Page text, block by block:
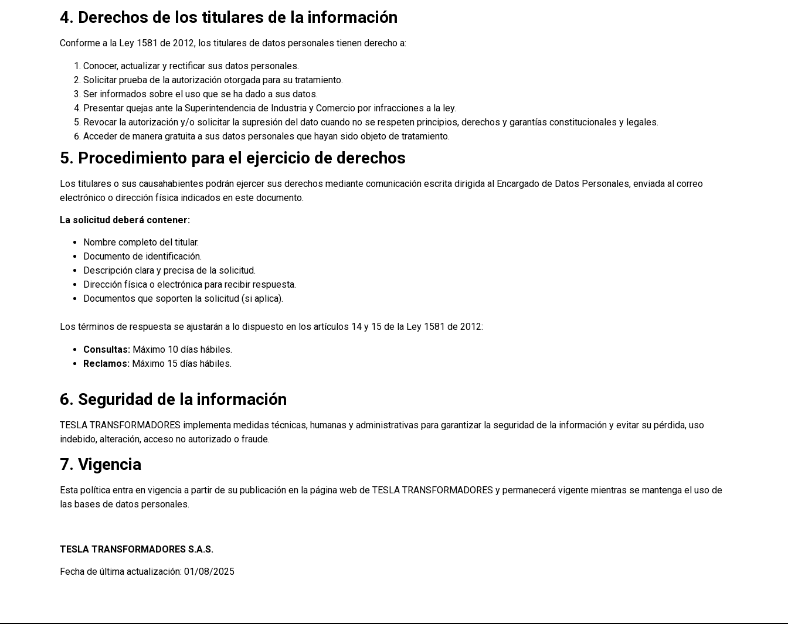
4. Derechos de los titulares de la información
Conforme a la Ley 1581 de 2012, los titulares de datos personales tienen derecho a:
Conocer, actualizar y rectificar sus datos personales.
Solicitar prueba de la autorización otorgada para su tratamiento.
Ser informados sobre el uso que se ha dado a sus datos.
Presentar quejas ante la Superintendencia de Industria y Comercio por infracciones a la ley.
Revocar la autorización y/o solicitar la supresión del dato cuando no se respeten principios, derechos y garantías constitucionales y legales.
Acceder de manera gratuita a sus datos personales que hayan sido objeto de tratamiento.
5. Procedimiento para el ejercicio de derechos
Los titulares o sus causahabientes podrán ejercer sus derechos mediante comunicación escrita dirigida al Encargado de Datos Personales, enviada al correo
electrónico o dirección física indicados en este documento.
La solicitud deberá contener:
Nombre completo del titular.
Documento de identificación.
Descripción clara y precisa de la solicitud.
Dirección física o electrónica para recibir respuesta.
Documentos que soporten la solicitud (si aplica).
Los términos de respuesta se ajustarán a lo dispuesto en los artículos 14 y 15 de la Ley 1581 de 2012:
Consultas: Máximo 10 días hábiles.
Reclamos: Máximo 15 días hábiles.
6. Seguridad de la información
TESLA TRANSFORMADORES implementa medidas técnicas, humanas y administrativas para garantizar la seguridad de la información y evitar su pérdida, uso
indebido, alteración, acceso no autorizado o fraude.
7. Vigencia
Esta política entra en vigencia a partir de su publicación en la página web de TESLA TRANSFORMADORES y permanecerá vigente mientras se mantenga el uso de
las bases de datos personales.
TESLA TRANSFORMADORES S.A.S.
Fecha de última actualización: 01/08/2025